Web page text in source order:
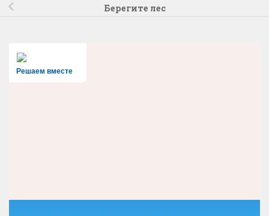
Берегите лес
Решаем вместе